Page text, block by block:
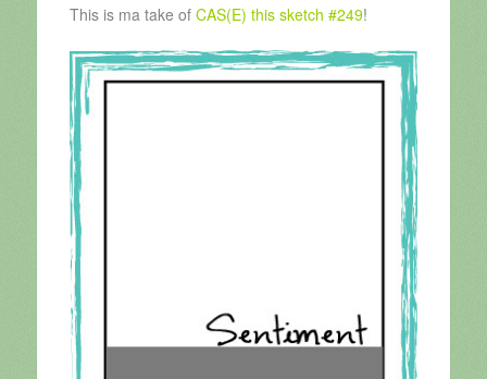
This is ma take of CAS(E) this sketch #249!